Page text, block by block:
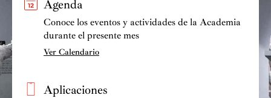
Agenda
Conoce los eventos y actividades de la Academia
durante el presente mes
Ver Calendario
Aplicaciones